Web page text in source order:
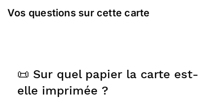
Vos questions sur cette carte
📜 Sur quel papier la carte est-
elle imprimée ?